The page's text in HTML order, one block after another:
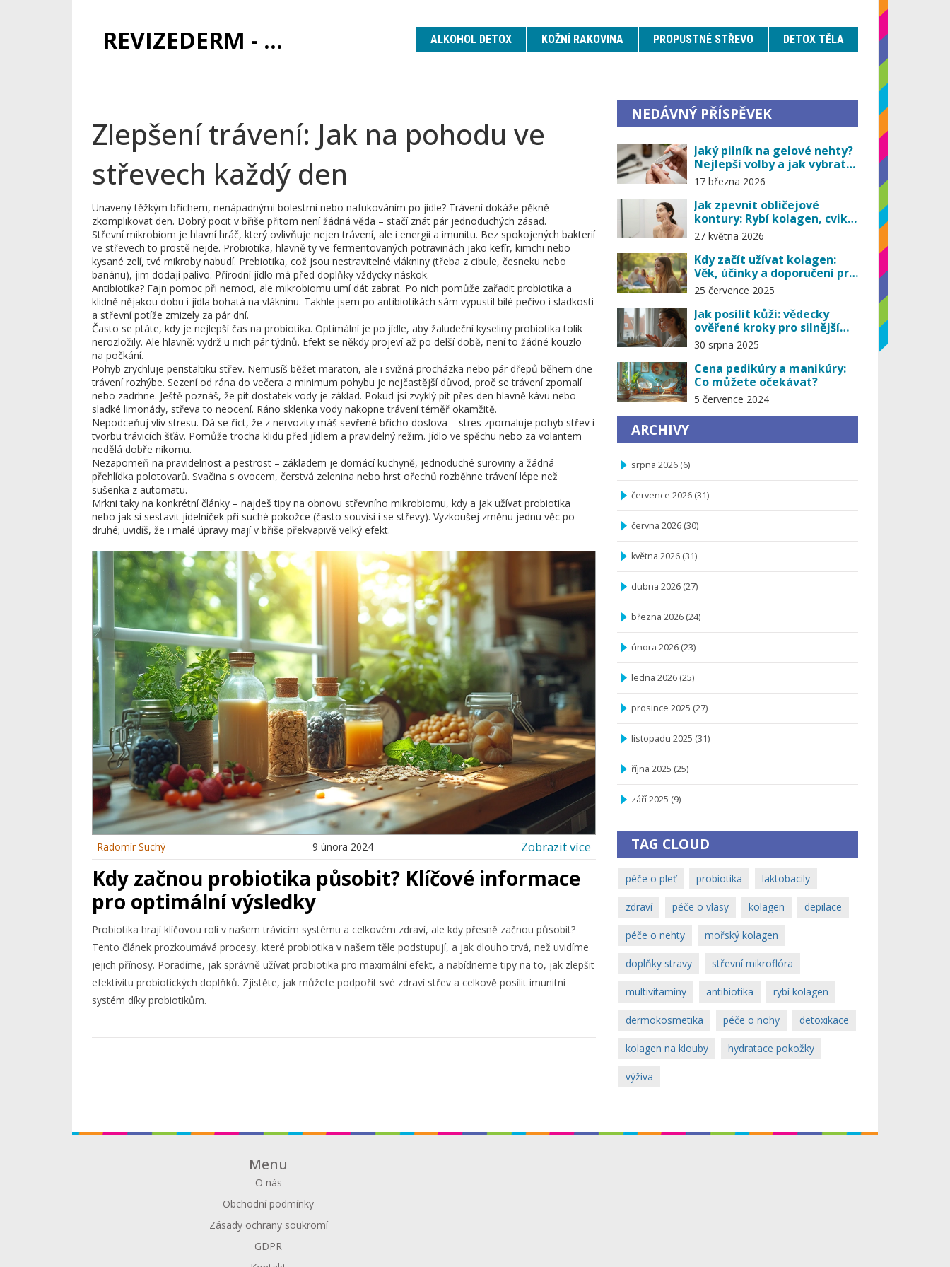
REVIZEDERM - PÉČE O KŮŽI A KOSMETIKA ALKOHOL DETOX KOŽNÍ RAKOVINA PROPUSTNÉ STŘEVO DETOX TĚLA
Zlepšení trávení: Jak na pohodu ve
střevech každý den
Unavený těžkým břichem, nenápadnými bolestmi nebo nafukováním po jídle? Trávení dokáže pěkně
zkomplikovat den. Dobrý pocit v břiše přitom není žádná věda – stačí znát pár jednoduchých zásad.
Střevní mikrobiom je hlavní hráč, který ovlivňuje nejen trávení, ale i energii a imunitu. Bez spokojených bakterií
ve střevech to prostě nejde. Probiotika, hlavně ty ve fermentovaných potravinách jako kefír, kimchi nebo
kysané zelí, tvé mikroby nabudí. Prebiotika, což jsou nestravitelné vlákniny (třeba z cibule, česneku nebo
banánu), jim dodají palivo. Přírodní jídlo má před doplňky vždycky náskok.
Antibiotika? Fajn pomoc při nemoci, ale mikrobiomu umí dát zabrat. Po nich pomůže zařadit probiotika a
klidně nějakou dobu i jídla bohatá na vlákninu. Takhle jsem po antibiotikách sám vypustil bílé pečivo i sladkosti
a střevní potíže zmizely za pár dní.
Často se ptáte, kdy je nejlepší čas na probiotika. Optimální je po jídle, aby žaludeční kyseliny probiotika tolik
nerozložily. Ale hlavně: vydrž u nich pár týdnů. Efekt se někdy projeví až po delší době, není to žádné kouzlo
na počkání.
Pohyb zrychluje peristaltiku střev. Nemusíš běžet maraton, ale i svižná procházka nebo pár dřepů během dne
trávení rozhýbe. Sezení od rána do večera a minimum pohybu je nejčastější důvod, proč se trávení zpomalí
nebo zadrhne. Ještě poznáš, že pít dostatek vody je základ. Pokud jsi zvyklý pít přes den hlavně kávu nebo
sladké limonády, střeva to neocení. Ráno sklenka vody nakopne trávení téměř okamžitě.
Nepodceňuj vliv stresu. Dá se říct, že z nervozity máš sevřené břicho doslova – stres zpomaluje pohyb střev i
tvorbu trávicích šťáv. Pomůže trocha klidu před jídlem a pravidelný režim. Jídlo ve spěchu nebo za volantem
nedělá dobře nikomu.
Nezapomeň na pravidelnost a pestrost – základem je domácí kuchyně, jednoduché suroviny a žádná
přehlídka polotovarů. Svačina s ovocem, čerstvá zelenina nebo hrst ořechů rozběhne trávení lépe než
sušenka z automatu.
Mrkni taky na konkrétní články – najdeš tipy na obnovu střevního mikrobiomu, kdy a jak užívat probiotika
nebo jak si sestavit jídelníček při suché pokožce (často souvisí i se střevy). Vyzkoušej změnu jednu věc po
druhé; uvidíš, že i malé úpravy mají v břiše překvapivě velký efekt.
Radomír Suchý 9 února 2024 Zobrazit více
Kdy začnou probiotika působit? Klíčové informace
pro optimální výsledky
Probiotika hrají klíčovou roli v našem trávicím systému a celkovém zdraví, ale kdy přesně začnou působit?
Tento článek prozkoumává procesy, které probiotika v našem těle podstupují, a jak dlouho trvá, než uvidíme
jejich přínosy. Poradíme, jak správně užívat probiotika pro maximální efekt, a nabídneme tipy na to, jak zlepšit
efektivitu probiotických doplňků. Zjistěte, jak můžete podpořit své zdraví střev a celkově posílit imunitní
systém díky probiotikům.
NEDÁVNÝ PŘÍSPĚVEK
Jaký pilník na gelové nehty?
Nejlepší volby a jak vybrat
správný
17 března 2026
Jak zpevnit obličejové
kontury: Rybí kolagen, cviky
a péče pro jasný ovál
27 května 2026
Kdy začít užívat kolagen:
Věk, účinky a doporučení pro
zdravou pokožku i klouby
25 července 2025
Jak posílit kůži: vědecky
ověřené kroky pro silnější
kožní bariéru (2025)
30 srpna 2025
Cena pedikúry a manikúry:
Co můžete očekávat?
5 července 2024
ARCHIVY
srpna 2026 (6)
července 2026 (31)
června 2026 (30)
května 2026 (31)
dubna 2026 (27)
března 2026 (24)
února 2026 (23)
ledna 2026 (25)
prosince 2025 (27)
listopadu 2025 (31)
října 2025 (25)
září 2025 (9)
TAG CLOUD
péče o pleť probiotika laktobacily
zdraví péče o vlasy kolagen depilace
péče o nehty mořský kolagen
doplňky stravy střevní mikroflóra
multivitamíny antibiotika rybí kolagen
dermokosmetika péče o nohy detoxikace
kolagen na klouby hydratace pokožky
výživa
Menu
O nás
Obchodní podmínky
Zásady ochrany soukromí
GDPR